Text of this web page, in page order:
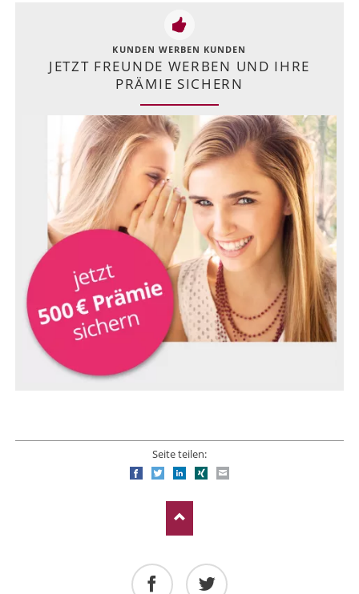
KUNDEN WERBEN KUNDEN
JETZT FREUNDE WERBEN UND IHRE
PRÄMIE SICHERN
Seite teilen:
FacebookTwitterLinkedIn
Xing